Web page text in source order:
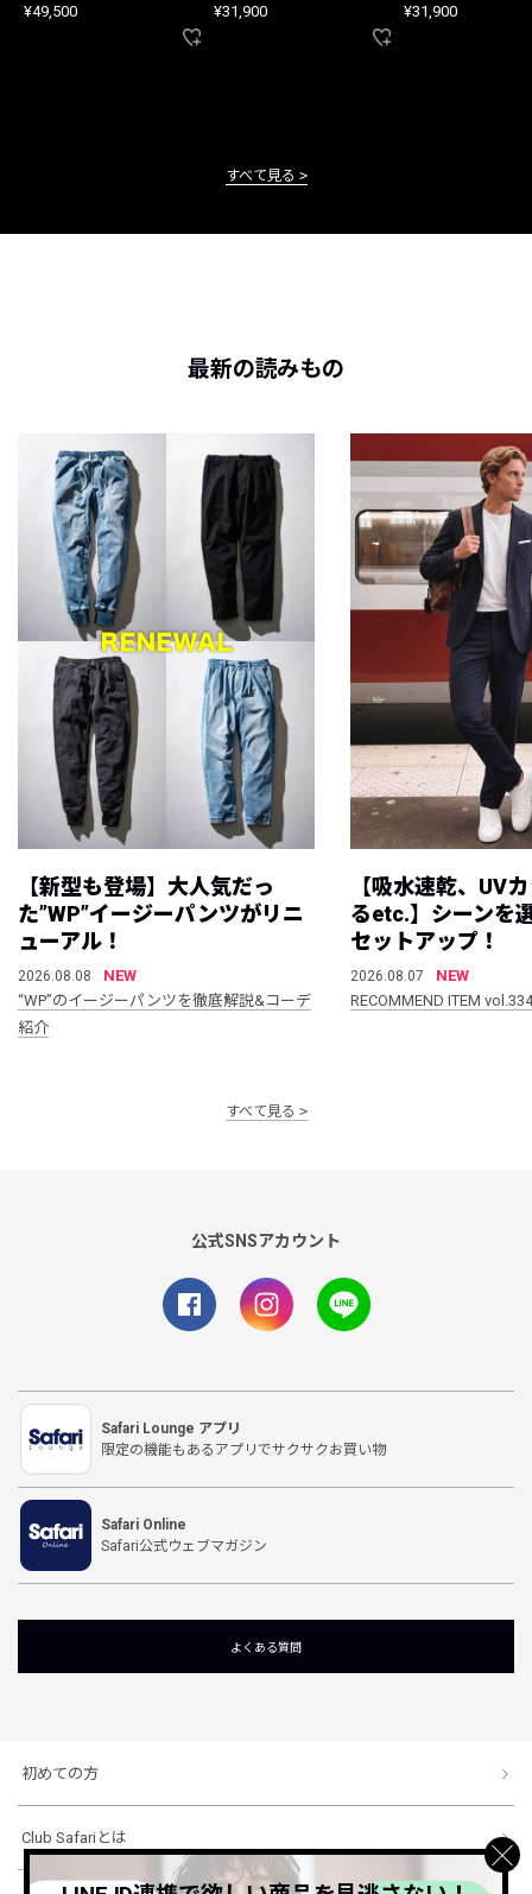
¥49,500 ¥31,900 ¥31,900
すべて見る
最新の読みもの
【新型も登場】大人気だっ
た”WP”イージーパンツがリニ
ューアル！
2026.08.08
NEW
“WP”のイージーパンツを徹底解説&コーデ
紹介
【吸水速乾、UV
るetc.】シーンを
セットアップ！
2026.08.07
NEW
RECOMMEND ITEM vol.334
すべて見る
公式SNSアカウント
Safari Lounge アプリ
限定の機能もあるアプリでサクサクお買い物
Safari Online
Safari公式ウェブマガジン
よくある質問
初めての方
Club Safariとは